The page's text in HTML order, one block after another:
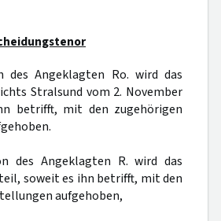
des Angeklagten Ro. wird das
Stralsund vom 2. November
betrifft, mit den zugehörigen
des Angeklagten R. wird das
soweit es ihn betrifft, mit den
aufgehoben,